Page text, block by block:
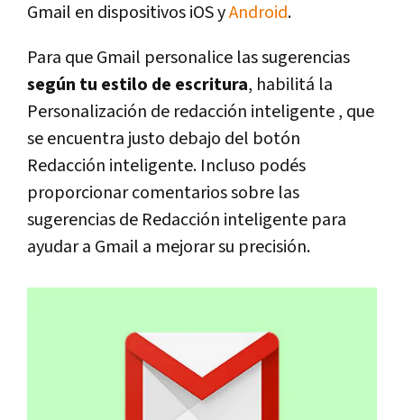
Gmail en dispositivos iOS yAndroid.
Para que Gmail personalice las sugerencias
según tu estilo de escritura, habilitá la
Personalización de redacción inteligente , que
se encuentra justo debajo del botón
Redacción inteligente. Incluso podés
proporcionar comentarios sobre las
sugerencias de Redacción inteligente para
ayudar a Gmail a mejorar su precisión.